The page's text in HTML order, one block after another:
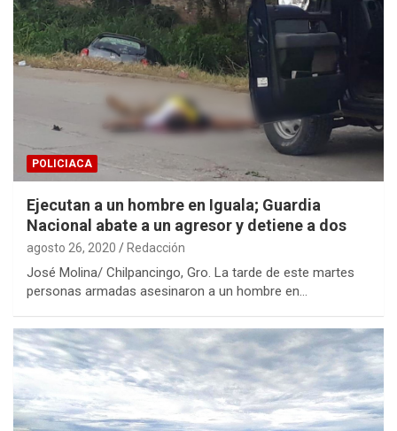
POLICIACA
Ejecutan a un hombre en Iguala; Guardia
Nacional abate a un agresor y detiene a dos
agosto 26, 2020 Redacción
José Molina/ Chilpancingo, Gro. La tarde de este martes
personas armadas asesinaron a un hombre en…